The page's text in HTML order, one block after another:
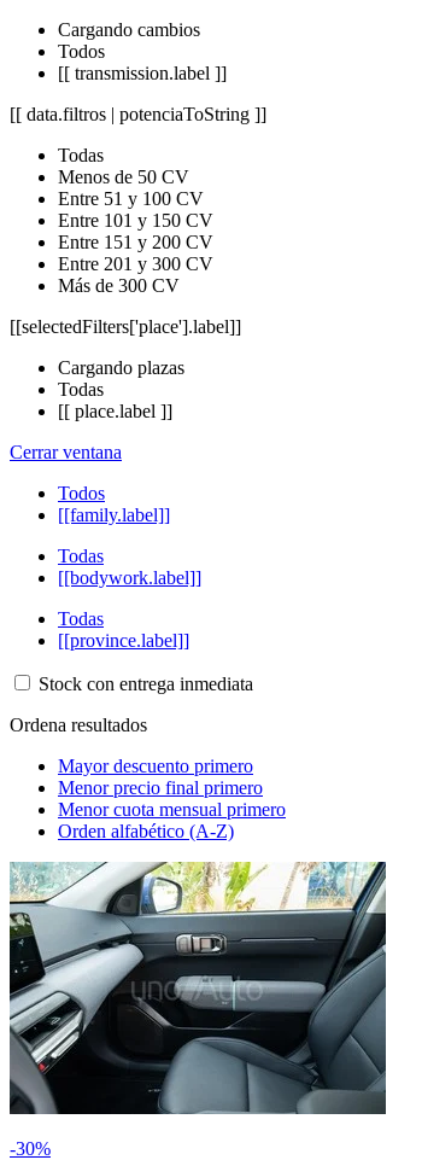
Cargando cambios
Todos
[[ transmission.label ]]
[[ data.filtros | potenciaToString ]]
Todas
Menos de 50 CV
Entre 51 y 100 CV
Entre 101 y 150 CV
Entre 151 y 200 CV
Entre 201 y 300 CV
Más de 300 CV
[[selectedFilters['place'].label]]
Cargando plazas
Todas
[[ place.label ]]
Cerrar ventana
Todos
[[family.label]]
Todas
[[bodywork.label]]
Todas
[[province.label]]
Stock con entrega inmediata
Ordena resultados
Mayor descuento primero
Menor precio final primero
Menor cuota mensual primero
Orden alfabético (A-Z)
-30%